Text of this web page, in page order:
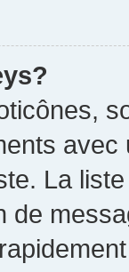
La
de